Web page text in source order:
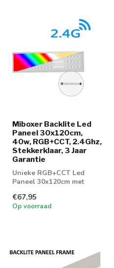
Miboxer Backlite Led
Paneel 30x120cm,
40w, RGB+CCT, 2.4Ghz,
Stekkerklaar, 3 Jaar
Garantie
Unieke RGB+CCT Led
Paneel 30x120cm met
Wordt geleverd m...
€67,95
Op voorraad